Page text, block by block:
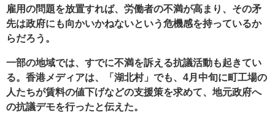
雇用の問題を放置すれば、労働者の不満が高まり、その矛
先は政府にも向かいかねないという危機感を持っているか
らだろう。
一部の地域では、すでに不満を訴える抗議活動も起きてい
る。香港メディアは、「湖北村」でも、4月中旬に町工場の
人たちが賃料の値下げなどの支援策を求めて、地元政府へ
の抗議デモを行ったと伝えた。